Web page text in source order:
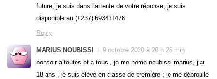
future, je suis dans l’attente de votre réponse, je suis
disponible au (+237) 693411478
Reply
MARIUS NOUBISSI
9 octobre 2020 à 20 h 26 min
bonsoir a toutes et a tous , je me nome noubissi marius, j’ai
18 ans , je suis élève en classe de première ; je me débroulle